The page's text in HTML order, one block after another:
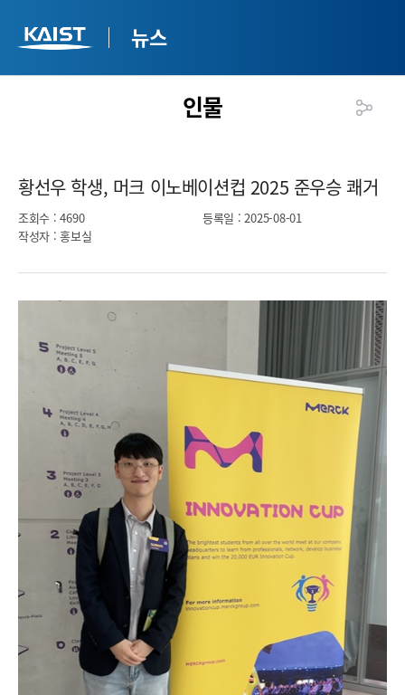
뉴스
인물
황선우 학생, 머크 이노베이션컵 2025 준우승 쾌거​
조회수 : 4690 등록일 : 2025-08-01
작성자 : 홍보실